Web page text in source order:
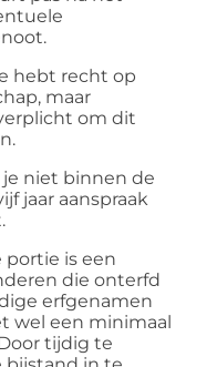
hebt recht op
maar
om dit
je niet binnen de
jaar aanspraak
is een
die onterfd
erfgenamen
wel een minimaal
tijdig te